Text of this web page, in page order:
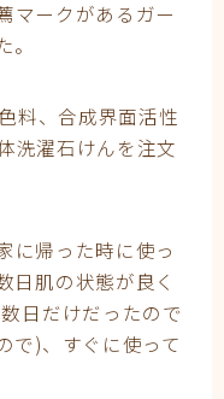
マークがあるガー
料、合成界面活性
洗濯石けんを注文
に帰った時に使っ
日肌の状態が良く
日だけだったので
で)、すぐに使って